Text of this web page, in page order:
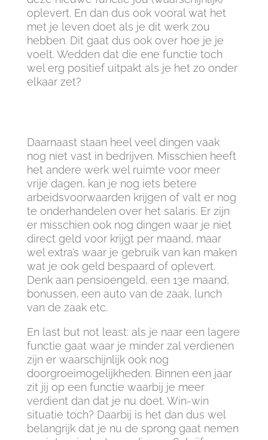
oplevert. En dan dus ook vooral wat het
met je leven doet als je dit werk zou
hebben. Dit gaat dus ook over hoe je je
voelt. Wedden dat die ene functie toch
wel erg positief uitpakt als je het zo onder
elkaar zet?
Daarnaast staan heel veel dingen vaak
nog niet vast in bedrijven. Misschien heeft
het andere werk wel ruimte voor meer
vrije dagen, kan je nog iets betere
arbeidsvoorwaarden krijgen of valt er nog
te onderhandelen over het salaris. Er zijn
er misschien ook nog dingen waar je niet
direct geld voor krijgt per maand, maar
wel extra’s waar je gebruik van kan maken
wat je ook geld bespaard of oplevert.
Denk aan pensioengeld, een 13e maand,
bonussen, een auto van de zaak, lunch
van de zaak etc.
En last but not least: als je naar een lagere
functie gaat waar je minder zal verdienen
zijn er waarschijnlijk ook nog
doorgroeimogelijkheden. Binnen een jaar
zit jij op een functie waarbij je meer
verdient dan dat je nu doet. Win-win
situatie toch? Daarbij is het dan dus wel
belangrijk dat je nu de sprong gaat nemen